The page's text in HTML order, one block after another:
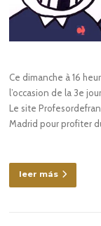
Ce dimanche à 16
l’occasion de la 3e
Le site
Madrid pour profiter
leer más